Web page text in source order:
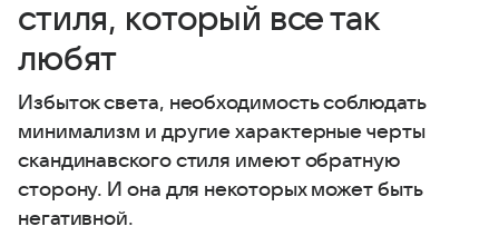
стиля, который все так
любят
Избыток света, необходимость соблюдать
минимализм и другие характерные черты
скандинавского стиля имеют обратную
сторону. И она для некоторых может быть
негативной.